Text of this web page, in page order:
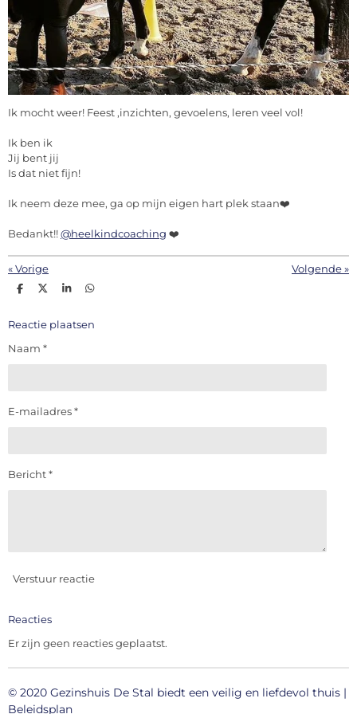
Ik mocht weer! Feest ,inzichten, gevoelens, leren veel vol!
Ik ben ik
Jij bent jij
Is dat niet fijn!
Ik neem deze mee, ga op mijn eigen hart plek staan❤️
Bedankt!!@heelkindcoaching ❤️
«Vorige Volgende»
D
e
D
l
S
r
D
e
Reactie plaatsen
Naam *
E-mailadres *
Bericht *
Verstuur reactie
Reacties
Er zijn geen reacties geplaatst.
© 2020 Gezinshuis De Stal biedt een veilig en liefdevol thuis |
Beleidsplan